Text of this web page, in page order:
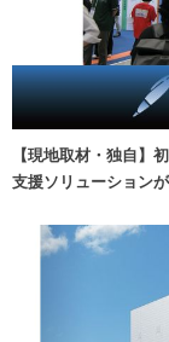
【現地取材・独自】
支援ソリューション